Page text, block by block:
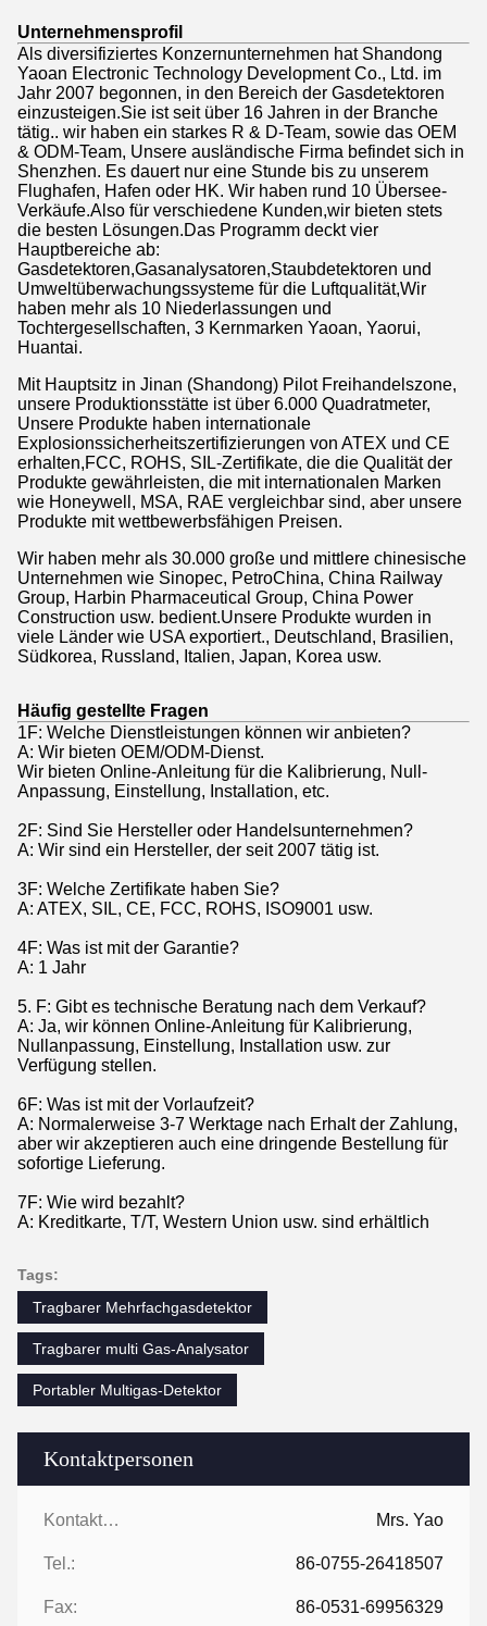
Kontaktpersonen
Kontaktpersonen: Mrs. Yao
Tel.: 86-0755-26418507
Fax: 86-0531-69956329
Unternehmensprofil
Als diversifiziertes Konzernunternehmen hat Shandong
Yaoan Electronic Technology Development Co., Ltd. im
Jahr 2007 begonnen, in den Bereich der Gasdetektoren
einzusteigen.Sie ist seit über 16 Jahren in der Branche
tätig.. wir haben ein starkes R & D-Team, sowie das OEM
& ODM-Team, Unsere ausländische Firma befindet sich in
Shenzhen. Es dauert nur eine Stunde bis zu unserem
Flughafen, Hafen oder HK. Wir haben rund 10 Übersee-
Verkäufe.Also für verschiedene Kunden,wir bieten stets
die besten Lösungen.Das Programm deckt vier
Hauptbereiche ab:
Gasdetektoren,Gasanalysatoren,Staubdetektoren und
Umweltüberwachungssysteme für die Luftqualität,Wir
haben mehr als 10 Niederlassungen und
Tochtergesellschaften, 3 Kernmarken Yaoan, Yaorui,
Huantai.
Mit Hauptsitz in Jinan (Shandong) Pilot Freihandelszone,
unsere Produktionsstätte ist über 6.000 Quadratmeter,
Unsere Produkte haben internationale
Explosionssicherheitszertifizierungen von ATEX und CE
erhalten,FCC, ROHS, SIL-Zertifikate, die die Qualität der
Produkte gewährleisten, die mit internationalen Marken
wie Honeywell, MSA, RAE vergleichbar sind, aber unsere
Produkte mit wettbewerbsfähigen Preisen.
Wir haben mehr als 30.000 große und mittlere chinesische
Unternehmen wie Sinopec, PetroChina, China Railway
Group, Harbin Pharmaceutical Group, China Power
Construction usw. bedient.Unsere Produkte wurden in
viele Länder wie USA exportiert., Deutschland, Brasilien,
Südkorea, Russland, Italien, Japan, Korea usw.
Häufig gestellte Fragen
1F: Welche Dienstleistungen können wir anbieten?
A: Wir bieten OEM/ODM-Dienst.
Wir bieten Online-Anleitung für die Kalibrierung, Null-
Anpassung, Einstellung, Installation, etc.
2F: Sind Sie Hersteller oder Handelsunternehmen?
A: Wir sind ein Hersteller, der seit 2007 tätig ist.
3F: Welche Zertifikate haben Sie?
A: ATEX, SIL, CE, FCC, ROHS, ISO9001 usw.
4F: Was ist mit der Garantie?
A: 1 Jahr
5. F: Gibt es technische Beratung nach dem Verkauf?
A: Ja, wir können Online-Anleitung für Kalibrierung,
Nullanpassung, Einstellung, Installation usw. zur
Verfügung stellen.
6F: Was ist mit der Vorlaufzeit?
A: Normalerweise 3-7 Werktage nach Erhalt der Zahlung,
aber wir akzeptieren auch eine dringende Bestellung für
sofortige Lieferung.
7F: Wie wird bezahlt?
A: Kreditkarte, T/T, Western Union usw. sind erhältlich
Tags:
Tragbarer Mehrfachgasdetektor
Tragbarer multi Gas-Analysator
Portabler Multigas-Detektor